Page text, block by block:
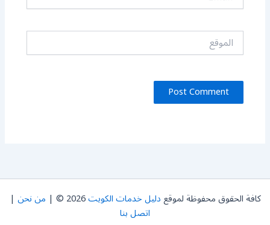
الموقع
كافة الحقوق محفوظة لموقعدليل خدمات الكويت2026 © | من نحن |
اتصل بنا